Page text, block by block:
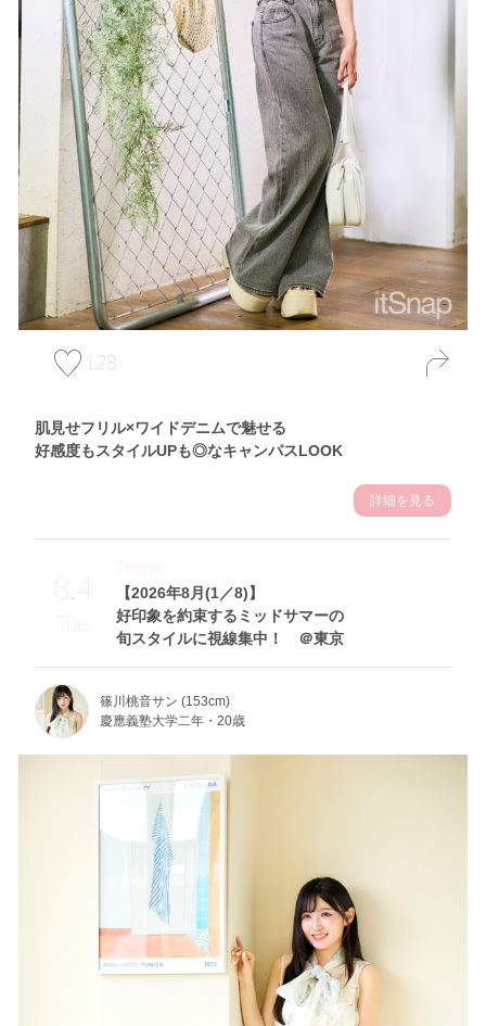
128
肌見せフリル×ワイドデニムで魅せる
好感度もスタイルUPも◎なキャンパスLOOK
詳細を見る
8.4
Tue
【2026年8月(1／8)】
好印象を約束するミッドサマーの
旬スタイルに視線集中！ ＠東京
Theme
篠川桃音サン (153cm)
慶應義塾大学二年・20歳